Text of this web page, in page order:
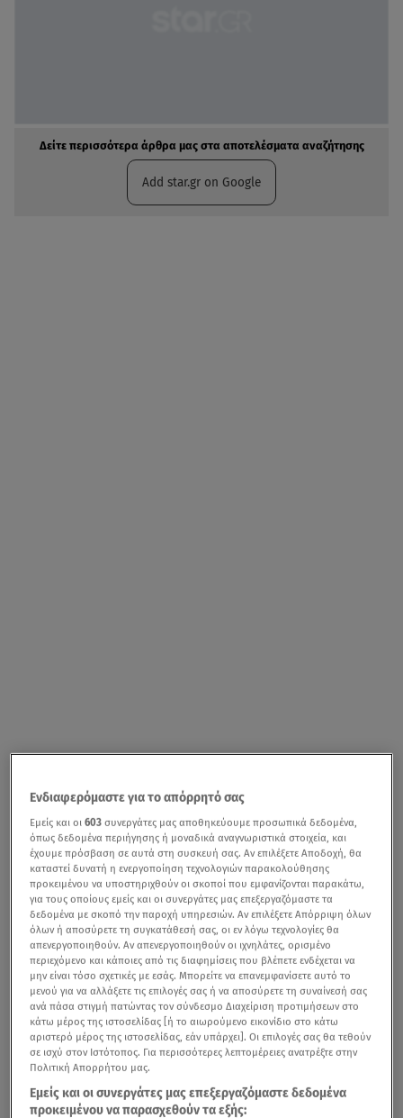
Δείτε περισσότερα άρθρα μας στα αποτελέσματα αναζήτησης
Add star.gr on Google
Ενδιαφερόμαστε για το απόρρητό σας
Εμείς και οι603 συνεργάτες μας αποθηκεύουμε προσωπικά δεδομένα,
όπως δεδομένα περιήγησης ή μοναδικά αναγνωριστικά στοιχεία, και
έχουμε πρόσβαση σε αυτά στη συσκευή σας. Αν επιλέξετε Αποδοχή, θα
καταστεί δυνατή η ενεργοποίηση τεχνολογιών παρακολούθησης
προκειμένου να υποστηριχθούν οι σκοποί που εμφανίζονται παρακάτω,
για τους οποίους εμείς και οι συνεργάτες μας επεξεργαζόμαστε τα
δεδομένα με σκοπό την παροχή υπηρεσιών. Αν επιλέξετε Απόρριψη όλων
όλων ή αποσύρετε τη συγκατάθεσή σας, οι εν λόγω τεχνολογίες θα
απενεργοποιηθούν. Αν απενεργοποιηθούν οι ιχνηλάτες, ορισμένο
περιεχόμενο και κάποιες από τις διαφημίσεις που βλέπετε ενδέχεται να
μην είναι τόσο σχετικές με εσάς. Μπορείτε να επανεμφανίσετε αυτό το
μενού για να αλλάξετε τις επιλογές σας ή να αποσύρετε τη συναίνεσή σας
ανά πάσα στιγμή πατώντας τον σύνδεσμο Διαχείριση προτιμήσεων στο
κάτω μέρος της ιστοσελίδας [ή το αιωρούμενο εικονίδιο στο κάτω
αριστερό μέρος της ιστοσελίδας, εάν υπάρχει]. Οι επιλογές σας θα τεθούν
σε ισχύ στον Ιστότοπος. Για περισσότερες λεπτομέρειες ανατρέξτε στην
Πολιτική Απορρήτου μας.
Εμείς και οι συνεργάτες μας επεξεργαζόμαστε δεδομένα
προκειμένου να παρασχεθούν τα εξής: